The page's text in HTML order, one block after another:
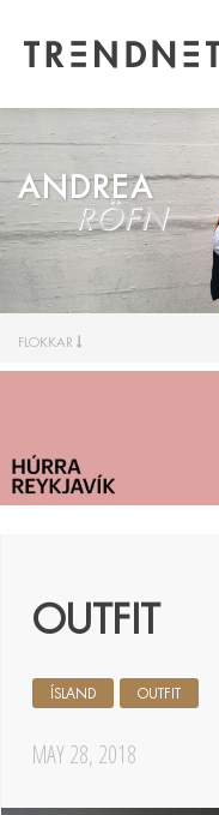
ANDREA
RÖFN
FLOKKAR
OUTFIT
MAY 28, 2018
ÍSLAND OUTFIT